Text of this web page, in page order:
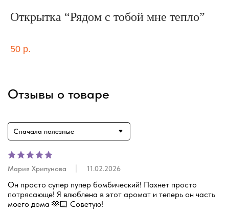
Открытка “Рядом с тобой мне тепло”
50 р.
Отзывы о товаре
Сначала полезные
Мария Хрипунова 11.02.2026
Он просто супер пупер бомбический! Пахнет просто
потрясающе! Я влюблена в этот аромат и теперь он часть
моего дома 🫶🏻 Советую!